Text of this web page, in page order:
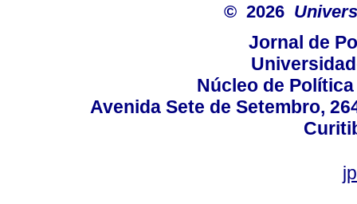
© 2026
Jornal de
Núcleo de
Avenida Sete de Setembro,